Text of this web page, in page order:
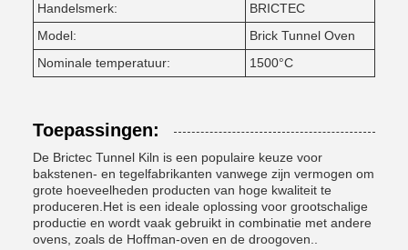
Handelsmerk:
BRICTEC
Model:
Brick Tunnel Oven
Nominale temperatuur:
1500°C
Toepassingen:
De Brictec Tunnel Kiln is een populaire keuze voor
bakstenen- en tegelfabrikanten vanwege zijn vermogen om
grote hoeveelheden producten van hoge kwaliteit te
produceren.Het is een ideale oplossing voor grootschalige
productie en wordt vaak gebruikt in combinatie met andere
ovens, zoals de Hoffman-oven en de droogoven..